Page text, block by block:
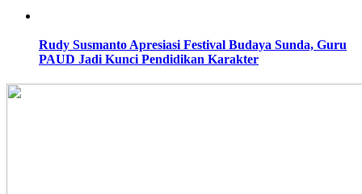
Rudy Susmanto Apresiasi Festival Budaya Sunda, Guru
PAUD Jadi Kunci Pendidikan Karakter